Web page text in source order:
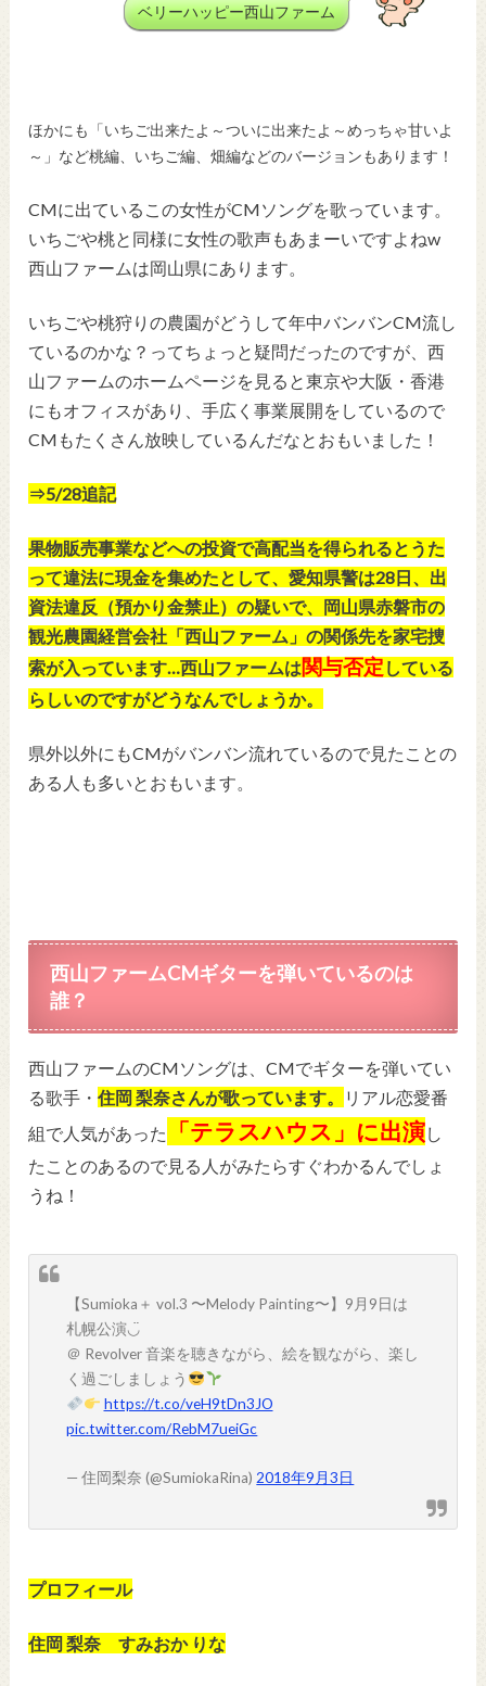
ベリーハッピー西山ファーム
ほかにも「いちご出来たよ～ついに出来たよ～めっちゃ甘いよ
～」など桃編、いちご編、畑編などのバージョンもあります！
CMに出ているこの女性がCMソングを歌っています。
いちごや桃と同様に女性の歌声もあまーいですよねw
西山ファームは岡山県にあります。
いちごや桃狩りの農園がどうして年中バンバンCM流し
ているのかな？ってちょっと疑問だったのですが、西
山ファームのホームページを見ると東京や大阪・香港
にもオフィスがあり、手広く事業展開をしているので
CMもたくさん放映しているんだなとおもいました！
⇒5/28追記
果物販売事業などへの投資で高配当を得られるとうた
って違法に現金を集めたとして、愛知県警は28日、出
資法違反（預かり金禁止）の疑いで、岡山県赤磐市の
観光農園経営会社「西山ファーム」の関係先を家宅捜
索が入っています…西山ファームは関与否定 している
らしいのですがどうなんでしょうか。
県外以外にもCMがバンバン流れているので見たことの
ある人も多いとおもいます。
西山ファームCMギターを弾いているのは
誰？
西山ファームのCMソングは、CMでギターを弾いてい
る歌手・住岡 梨奈さんが歌っています。
リアル恋愛番
組で人気があった
「テラスハウス」に出演し
たことのあるので見る人がみたらすぐわかるんでしょ
うね！
【Sumioka＋ vol.3 〜Melody Painting〜】9月9日は
札幌公演◡̈
＠ Revolver 音楽を聴きながら、絵を観ながら、楽し
く過ごしましょう
https://t.co/veH9tDn3JO
pic.twitter.com/RebM7ueiGc
— 住岡梨奈 (@SumiokaRina) 2018年9月3日
プロフィール
住岡 梨奈 すみおか りな